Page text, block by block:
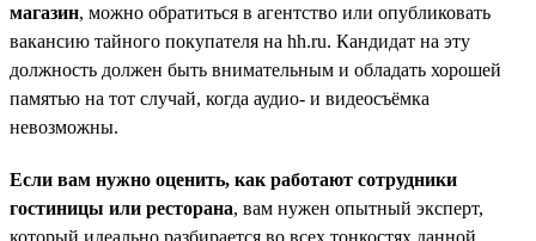
магазин, можно обратиться в агентство или опубликовать
вакансию тайного покупателя на hh.ru. Кандидат на эту
должность должен быть внимательным и обладать хорошей
памятью на тот случай, когда аудио- и видеосъёмка
невозможны.
Если вам нужно оценить, как работают сотрудники
гостиницы или ресторана, вам нужен опытный эксперт,
который идеально разбирается во всех тонкостях данной